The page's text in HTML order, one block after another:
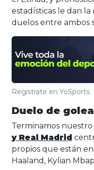
estadísticas le dan la
duelos entre ambos
Regístrate en YoSports
Duelo de
Terminamos nuestro
y Real Madrid
propios que están
Haaland, Kylian